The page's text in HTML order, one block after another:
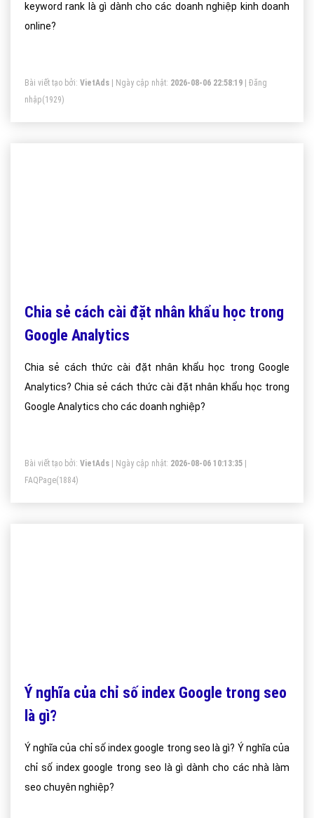
keyword rank là gì dành cho các doanh nghiệp kinh doanh
online?
Bài viết tạo bởi: VietAds | Ngày cập nhật: 2026-08-06 22:58:19
Đăng
nhập(1929)
Chia sẻ cách cài đặt nhân khẩu học trong
Google Analytics
Chia sẻ cách thức cài đặt nhân khẩu học trong Google
Analytics? Chia sẻ cách thức cài đặt nhân khẩu học trong
Google Analytics cho các doanh nghiệp?
Bài viết tạo bởi: VietAds | Ngày cập nhật: 2026-08-06 10:13:35
FAQPage(1884)
Ý nghĩa của chỉ số index Google trong seo
là gì?
Ý nghĩa của chỉ số index google trong seo là gì? Ý nghĩa của
chỉ số index google trong seo là gì dành cho các nhà làm
seo chuyên nghiệp?